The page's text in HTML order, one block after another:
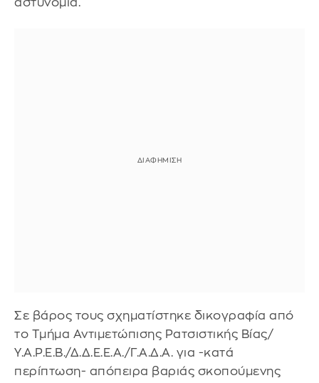
Σε βάρος τους σχηματίστηκε δικογραφία από
το Τμήμα Αντιμετώπισης Ρατσιστικής Βίας/
Υ.Α.Ρ.Ε.Β./Δ.Δ.Ε.Ε.Α./Γ.Α.Δ.Α. για -κατά
περίπτωση- απόπειρα βαριάς σκοπούμενης